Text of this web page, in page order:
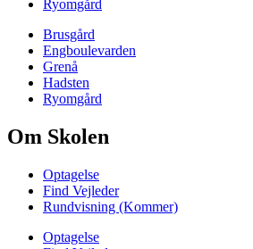
Ryomgård
Brusgård
Engboulevarden
Grenå
Hadsten
Ryomgård
Om Skolen
Optagelse
Find Vejleder
Rundvisning (Kommer)
Optagelse